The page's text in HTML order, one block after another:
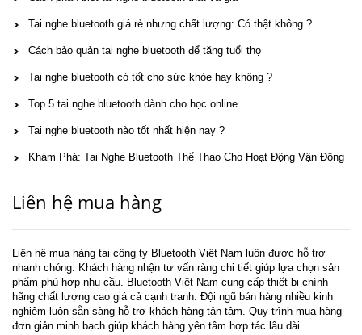
Tai nghe bluetooth giá rẻ nhưng chất lượng: Có thật không ?
Cách bảo quản tai nghe bluetooth để tăng tuổi thọ
Tai nghe bluetooth có tốt cho sức khỏe hay không ?
Top 5 tai nghe bluetooth dành cho học online
Tai nghe bluetooth nào tốt nhất hiện nay ?
Khám Phá: Tai Nghe Bluetooth Thể Thao Cho Hoạt Động Vận Động
Liên hệ mua hàng
Liên hệ mua hàng tại công ty Bluetooth Việt Nam luôn được hỗ trợ
nhanh chóng. Khách hàng nhận tư vấn ràng chi tiết giúp lựa chọn sản
phẩm phù hợp nhu cầu. Bluetooth Việt Nam cung cấp thiết bị chính
hãng chất lượng cao giá cả cạnh tranh. Đội ngũ bán hàng nhiều kinh
nghiệm luôn sẵn sàng hỗ trợ khách hàng tận tâm. Quy trình mua hàng
đơn giản minh bạch giúp khách hàng yên tâm hợp tác lâu dài.